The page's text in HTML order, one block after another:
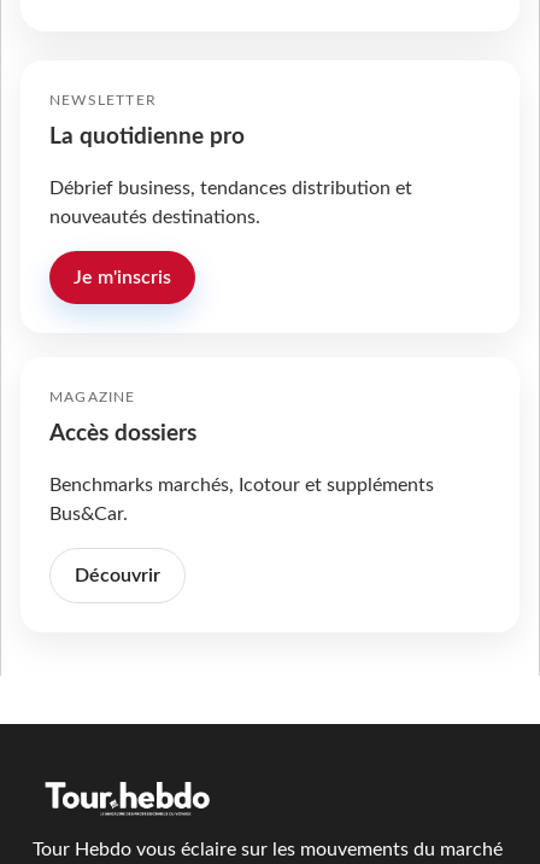
NEWSLETTER
La quotidienne pro
Débrief business, tendances distribution et
nouveautés destinations.
Je m'inscris
MAGAZINE
Accès dossiers
Benchmarks marchés, Icotour et suppléments
Bus&Car.
Découvrir
Tour Hebdo vous éclaire sur les mouvements du marché